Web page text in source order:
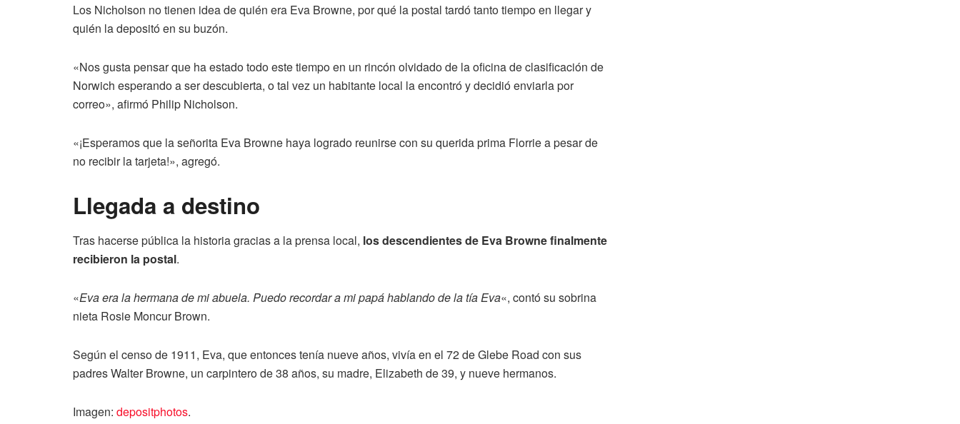
Los Nicholson no tienen idea de quién era Eva Browne, por qué la postal tardó tanto tiempo en llegar y
quién la depositó en su buzón.
«Nos gusta pensar que ha estado todo este tiempo en un rincón olvidado de la oficina de clasificación de
Norwich esperando a ser descubierta, o tal vez un habitante local la encontró y decidió enviarla por
correo», afirmó Philip Nicholson.
«¡Esperamos que la señorita Eva Browne haya logrado reunirse con su querida prima Florrie a pesar de
no recibir la tarjeta!», agregó.
Llegada a destino
Tras hacerse pública la historia gracias a la prensa local, los descendientes de Eva Browne finalmente
recibieron la postal.
«Eva era la hermana de mi abuela. Puedo recordar a mi papá hablando de la tía Eva«, contó su sobrina
nieta Rosie Moncur Brown.
Según el censo de 1911, Eva, que entonces tenía nueve años, vivía en el 72 de Glebe Road con sus
padres Walter Browne, un carpintero de 38 años, su madre, Elizabeth de 39, y nueve hermanos.
Imagen: depositphotos.